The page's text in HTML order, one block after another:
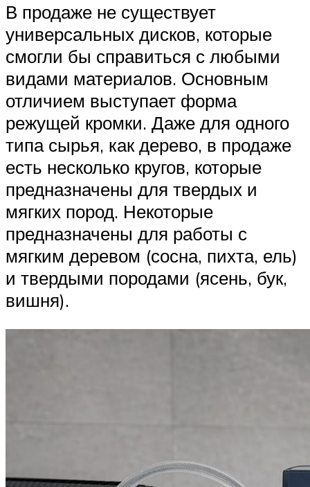
В продаже не существует
универсальных дисков, которые
смогли бы справиться с любыми
видами материалов. Основным
отличием выступает форма
режущей кромки. Даже для одного
типа сырья, как дерево, в продаже
есть несколько кругов, которые
предназначены для твердых и
мягких пород. Некоторые
предназначены для работы с
мягким деревом (сосна, пихта, ель)
и твердыми породами (ясень, бук,
вишня).